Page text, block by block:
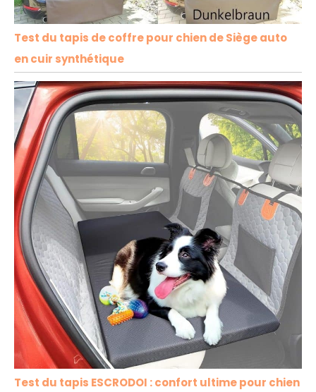
Test du tapis de coffre pour chien de Siège auto
en cuir synthétique
Test du tapis ESCRODOI : confort ultime pour chien